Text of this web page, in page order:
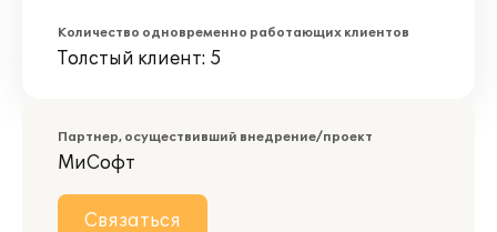
Количество одновременно работающих клиентов
Толстый клиент: 5
Партнер, осуществивший внедрение/проект
МиСофт
Связаться